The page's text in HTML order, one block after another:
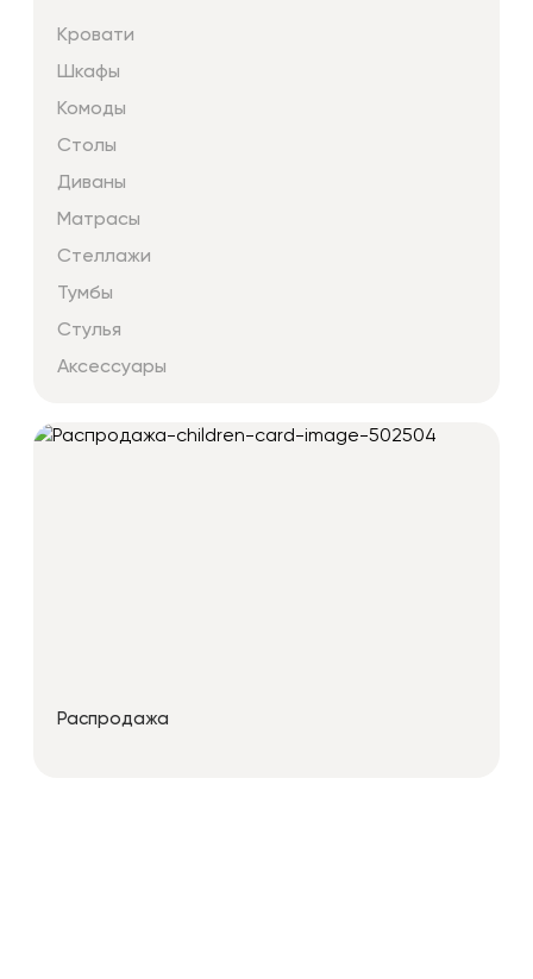
Кровати
Шкафы
Комоды
Столы
Диваны
Матрасы
Стеллажи
Тумбы
Стулья
Аксессуары
Распродажа